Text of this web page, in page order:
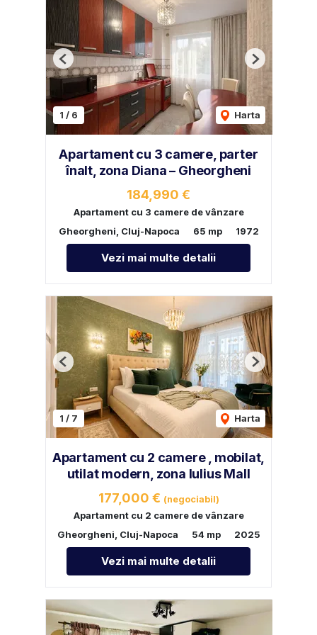
1 / 6 Harta
Previous Next
Apartament cu 3 camere, parter
înalt, zona Diana – Gheorgheni
184,990 €
Apartament cu 3 camere de vânzare
Gheorgheni, Cluj-Napoca
65 mp 1972
Vezi mai multe detalii
1 / 7 Harta
Previous Next
Apartament cu 2 camere , mobilat,
utilat modern, zona Iulius Mall
177,000 € (negociabil)
Apartament cu 2 camere de vânzare
Gheorgheni, Cluj-Napoca
54 mp 2025
Vezi mai multe detalii